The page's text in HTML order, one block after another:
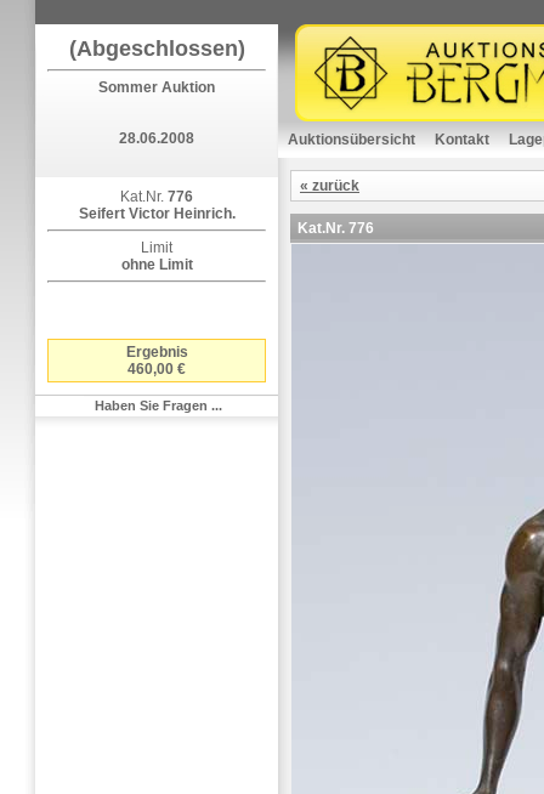
(Abgeschlossen)
Sommer Auktion
28.06.2008
Kat.Nr. 776
Seifert Victor Heinrich.
Limit
ohne Limit
Ergebnis
460,00 €
Haben Sie Fragen ...
Auktionsübersicht Kontakt
« zurück
Kat.Nr. 776